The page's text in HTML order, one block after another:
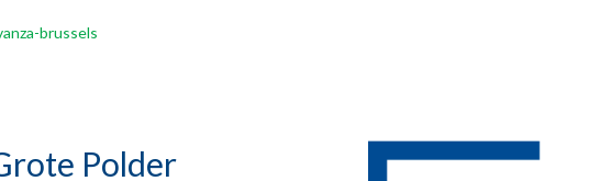
brussels
Polder